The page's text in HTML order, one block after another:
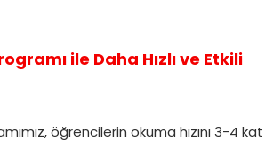
ile Daha Hızlı ve Etkili
öğrencilerin okuma hızını 3-4 kat